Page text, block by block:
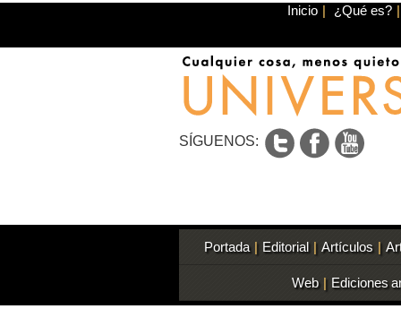
Inicio | ¿Qué es? |
SÍGUENOS:
Portada | Editorial | Artículos |
Web | Ediciones